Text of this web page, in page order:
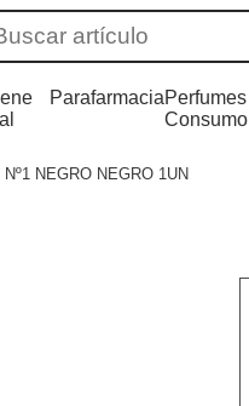
ParafarmaciaPerfumes
Consumo
NEGRO NEGRO 1UN